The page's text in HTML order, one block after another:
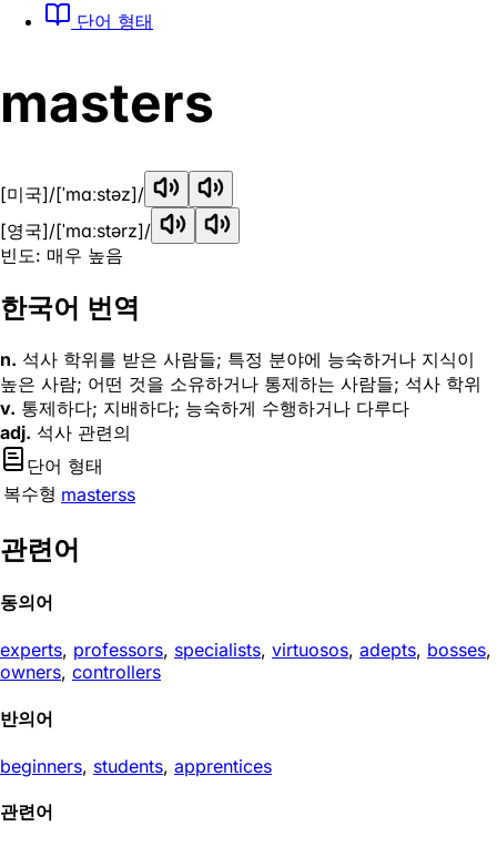
단어 형태
masters
[미국]/[ˈmɑːstəz]/
[영국]/[ˈmɑːstərz]/
빈도: 매우 높음
한국어 번역
n. 석사 학위를 받은 사람들; 특정 분야에 능숙하거나 지식이
높은 사람; 어떤 것을 소유하거나 통제하는 사람들; 석사 학위
v. 통제하다; 지배하다; 능숙하게 수행하거나 다루다
adj. 석사 관련의
단어 형태
복수형 masterss
관련어
동의어
experts, professors, specialists, virtuosos, adepts, bosses,
owners, controllers
반의어
beginners, students, apprentices
관련어